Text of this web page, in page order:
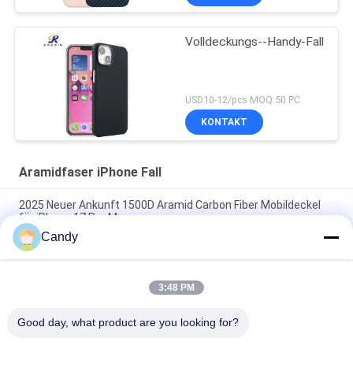
Volldeckungs--Handy-Fall
USD10-12/pcs MOQ:50 PC
KONTAKT
Aramidfaser iPhone Fall
2025 Neuer Ankunft 1500D Aramid Carbon Fiber Mobildeckel
für iPhone 17 Pro Max
Premium Aramid-Carbonfaser Handyhülle mit Metallrahmen
für iPhone 17 Pro Max
Individuelles Mobildeckel aus Aramid-Kohlenstofffaser für
Candy
3:48 PM
Good day, what product are you looking for?